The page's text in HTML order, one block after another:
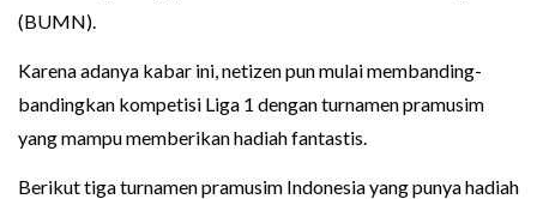
(BUMN).
Karena adanya kabar ini, netizen pun mulai membanding-
bandingkan kompetisi Liga 1 dengan turnamen pramusim
yang mampu memberikan hadiah fantastis.
Berikut tiga turnamen pramusim Indonesia yang punya hadiah